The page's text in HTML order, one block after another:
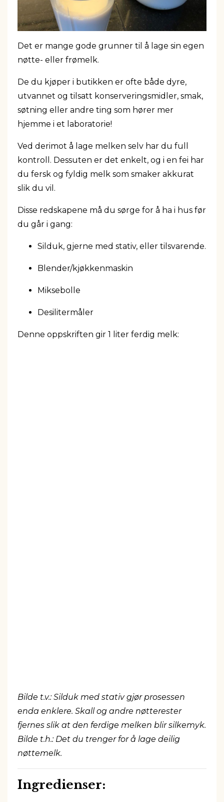
Det er mange gode grunner til å lage sin egen
nøtte- eller frømelk.
De du kjøper i butikken er ofte både dyre,
utvannet og tilsatt konserveringsmidler, smak,
søtning eller andre ting som hører mer
hjemme i et laboratorie!
Ved derimot å lage melken selv har du full
kontroll. Dessuten er det enkelt, og i en fei har
du fersk og fyldig melk som smaker akkurat
slik du vil.
Disse redskapene må du sørge for å ha i hus før
du går i gang:
Silduk, gjerne med stativ, eller tilsvarende.
Blender/kjøkkenmaskin
Miksebolle
Desilitermåler
Denne oppskriften gir 1 liter ferdig melk:
Bilde t.v.: Silduk med stativ gjør prosessen
enda enklere. Skall og andre nøtterester
fjernes slik at den ferdige melken blir silkemyk.
Bilde t.h.: Det du trenger for å lage deilig
nøttemelk.
Ingredienser: